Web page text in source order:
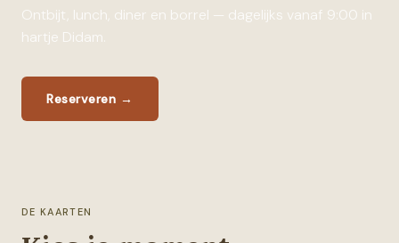
Ontbijt, lunch, diner en borrel — dagelijks vanaf 9:00 in
hartje Didam.
Reserveren →
DE KAARTEN